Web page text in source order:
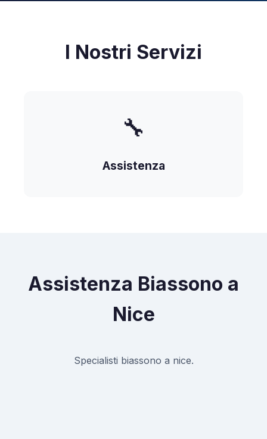
I Nostri Servizi
🔧
Assistenza
Assistenza Biassono a
Nice
Specialisti biassono a nice.